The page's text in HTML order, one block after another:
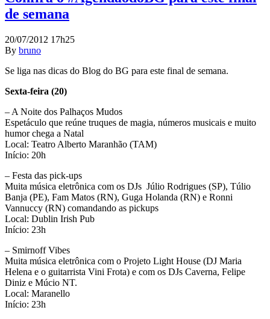
de semana
20/07/2012 17h25
By bruno
Se liga nas dicas do Blog do BG para este final de semana.
Sexta-feira (20)
– A Noite dos Palhaços Mudos
Espetáculo que reúne truques de magia, números musicais e muito
humor chega a Natal
Local: Teatro Alberto Maranhão (TAM)
Início: 20h
– Festa das pick-ups
Muita música eletrônica com os DJs Júlio Rodrigues (SP), Túlio
Banja (PE), Fam Matos (RN), Guga Holanda (RN) e Ronni
Vannuccy (RN) comandando as pickups
Local: Dublin Irish Pub
Início: 23h
– Smirnoff Vibes
Muita música eletrônica com o Projeto Light House (DJ Maria
Helena e o guitarrista Vini Frota) e com os DJs Caverna, Felipe
Diniz e Múcio NT.
Local: Maranello
Início: 23h